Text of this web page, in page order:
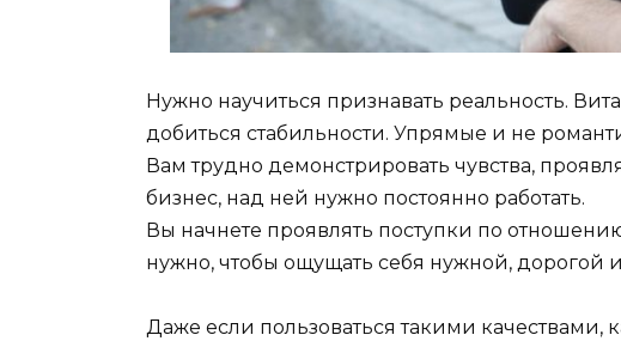
Нужно научиться признавать реальность.
добиться стабильности. Упрямые и не
Вам трудно демонстрировать чувства,
бизнес, над ней нужно постоянно работать.
Вы начнете проявлять поступки по
нужно, чтобы ощущать себя нужной, дорогой
Даже если пользоваться такими качествами,